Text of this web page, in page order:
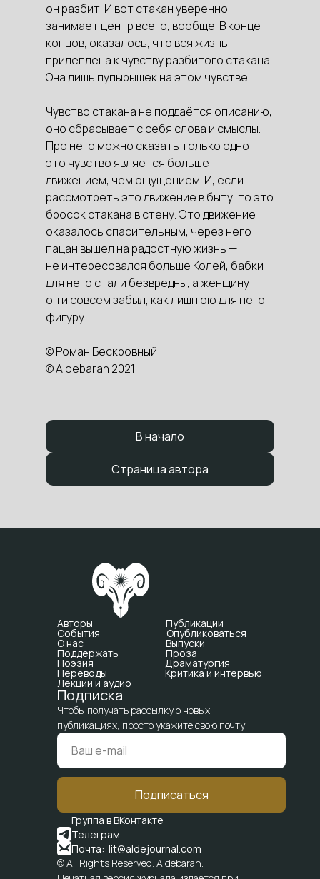
он разбит. И вот стакан уверенно
занимает центр всего, вообще. В конце
концов, оказалось, что вся жизнь
прилеплена к чувству разбитого стакана.
Она лишь пупырышек на этом чувстве.
Чувство стакана не поддаётся описанию,
оно сбрасывает с себя слова и смыслы.
Про него можно сказать только одно —
это чувство является больше
движением, чем ощущением. И, если
рассмотреть это движение в быту, то это
бросок стакана в стену. Это движение
оказалось спасительным, через него
пацан вышел на радостную жизнь —
не интересовался больше Колей, бабки
для него стали безвредны, а женщину
он и совсем забыл, как лишнюю для него
фигуру.
© Роман Бескровный
© Aldebaran 2021
В начало
Страница автора
Авторы Публикации
События Опубликоваться
О нас Выпуски
Поддержать Проза
Поэзия Драматургия
Переводы Критика и интервью
Лекции и аудио
Подписка
Чтобы получать рассылку о новых
публикациях, просто укажите свою почту
Подписаться
Группа в ВКонтакте
Телеграм
Почта: lit@aldejournal.com
© All Rights Reserved. Aldebaran.